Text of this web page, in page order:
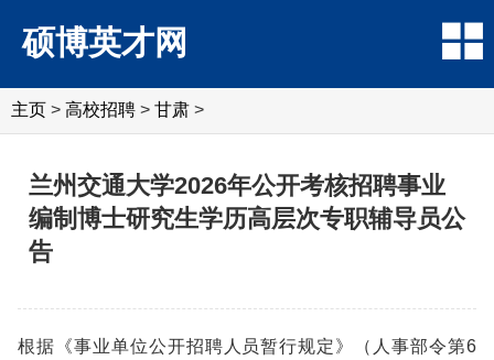
硕博英才网
主页 > 高校招聘 > 甘肃 >
兰州交通大学2026年公开考核招聘事业
编制博士研究生学历高层次专职辅导员公
告
根据《事业单位公开招聘人员暂行规定》（人事部令第6